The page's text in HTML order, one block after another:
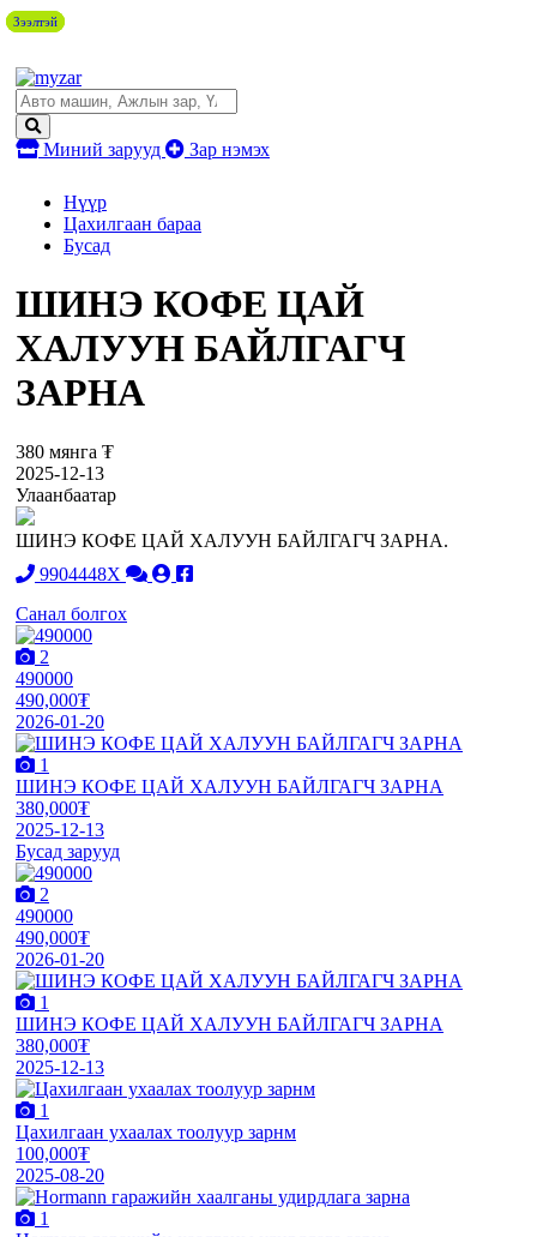
Миний зарууд Зар нэмэх
Нүүр
Цахилгаан бараа
Бусад
ШИНЭ КОФЕ ЦАЙ
ХАЛУУН БАЙЛГАГЧ
ЗАРНА
380 мянга ₮
2025-12-13
Улаанбаатар
ШИНЭ КОФЕ ЦАЙ ХАЛУУН БАЙЛГАГЧ ЗАРНА.
9904448X
Санал болгох
2
490000
490,000₮
2026-01-20
1
ШИНЭ КОФЕ ЦАЙ ХАЛУУН БАЙЛГАГЧ ЗАРНА
380,000₮
2025-12-13
Бусад зарууд
2
490000
490,000₮
2026-01-20
1
ШИНЭ КОФЕ ЦАЙ ХАЛУУН БАЙЛГАГЧ ЗАРНА
380,000₮
2025-12-13
1
Цахилгаан ухаалах тоолуур зарнм
100,000₮
2025-08-20
1
Зээлтэй
Зээлтэй
Зээлтэй